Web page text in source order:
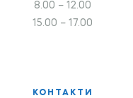
8.00 – 12.00
15.00 – 17.00
КОНТАКТИ